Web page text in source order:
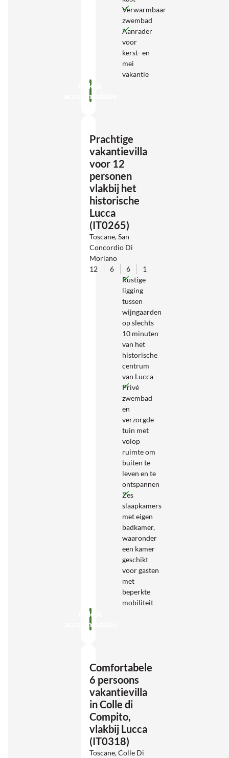
Verwarmbaar
zwembad
Aanrader
voor
kerst- en
mei
vakantie
Bekijk
accommodatie
Prachtige
vakantievilla
voor 12
personen
vlakbij het
historische
Lucca
(IT0265)
Toscane, San
Concordio Di
Moriano
12
6 6
1
Rustige
ligging
tussen
wijngaarden
op slechts
10 minuten
van het
historische
centrum
van Lucca
Privé
zwembad
en
verzorgde
tuin met
volop
ruimte om
buiten te
leven en te
ontspannen
Zes
slaapkamers
met eigen
badkamer,
waaronder
een kamer
geschikt
voor gasten
met
beperkte
mobiliteit
Bekijk
accommodatie
Comfortabele
6 persoons
vakantievilla
in Colle di
Compito,
vlakbij Lucca
(IT0318)
Toscane, Colle Di